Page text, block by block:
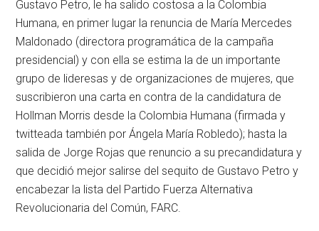
Gustavo Petro, le ha salido costosa a la Colombia
Humana, en primer lugar la renuncia de María Mercedes
Maldonado (directora programática de la campaña
presidencial) y con ella se estima la de un importante
grupo de lideresas y de organizaciones de mujeres, que
suscribieron una carta en contra de la candidatura de
Hollman Morris desde la Colombia Humana (firmada y
twitteada también por Ángela María Robledo); hasta la
salida de Jorge Rojas que renuncio a su precandidatura y
que decidió mejor salirse del sequito de Gustavo Petro y
encabezar la lista del Partido Fuerza Alternativa
Revolucionaria del Común, FARC.